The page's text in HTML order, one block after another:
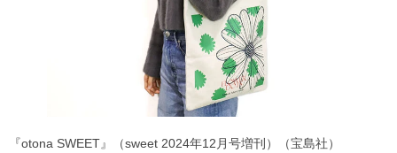
『otona SWEET』（sweet 2024年12月号増刊）（宝島社）